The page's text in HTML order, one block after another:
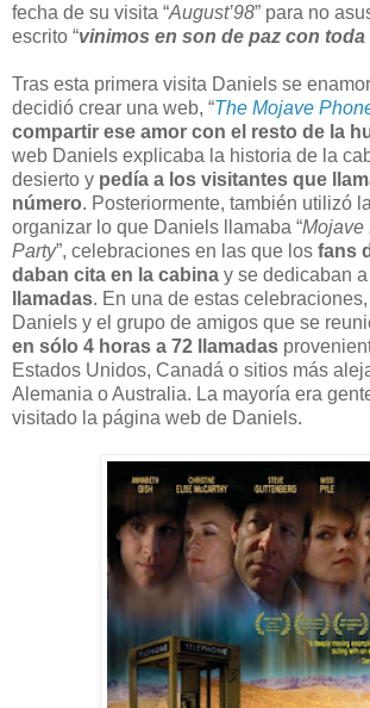
fecha de su visita “August’98” para no
escrito “vinimos en son de paz con
Tras esta primera visita Daniels se
decidió crear una web, “The Mojave
compartir ese amor con el resto de la
web Daniels explicaba la historia de la
desierto y pedía a los visitantes que
número. Posteriormente, también utilizó
organizar lo que Daniels llamaba “Mojave
Party”, celebraciones en las que los fans
daban cita en la cabina y se dedicaban a
llamadas. En una de estas
Daniels y el grupo de amigos que se
en sólo 4 horas a 72 llamadas
Estados Unidos, Canadá o sitios más
Alemania o Australia. La mayoría era
visitado la página web de Daniels.